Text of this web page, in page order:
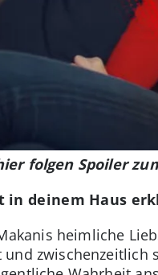
folgen Spoiler
in deinem Haus
heimliche
zwischenzeitlich